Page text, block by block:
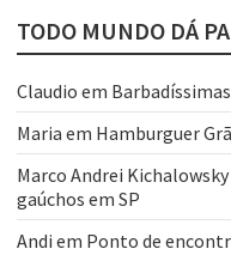
TODO MUNDO DÁ
Claudio em
Maria em Hamburguer
Marco Andrei Kichalowsky
gaúchos em SP
Andi em Ponto de